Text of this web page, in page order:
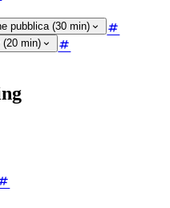
pubblica (30 min)
(20 min)